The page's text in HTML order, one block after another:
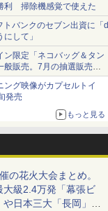
利 掃除機感覚で使えた
トバンクのセブン出資に「d
して」
ン限定「ネコバッグ＆タン
般販売。7月の抽選販売の
ング映像がカプセルトイ
発売
もっと見る
の花火大会まとめ。
大級2.4万発「幕張ビ
や日本三大「長岡」な